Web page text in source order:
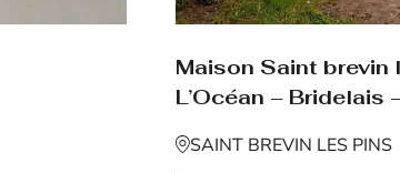
Maison Saint brevin
L’Océan – Bridelais
SAINT BREVIN LES PINS